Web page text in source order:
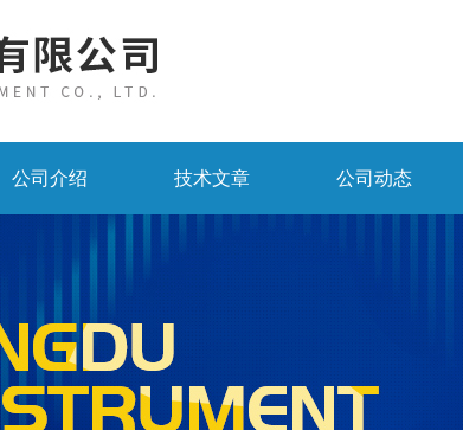
公司介绍 技术文章 公司动态